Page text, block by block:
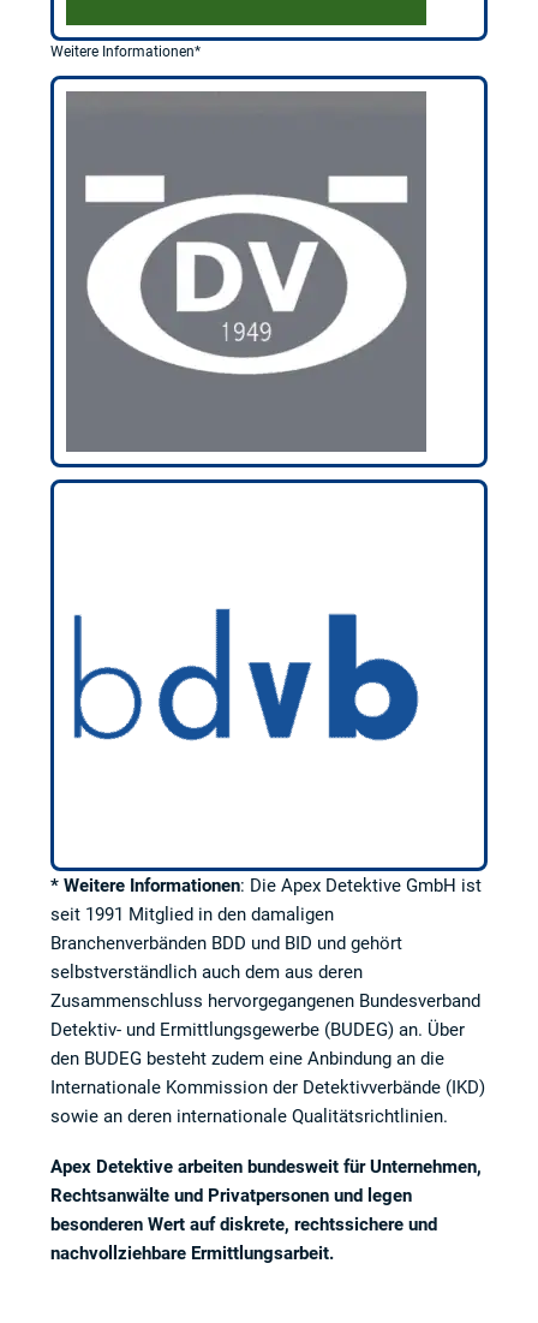
Weitere Informationen*
* Weitere Informationen: Die Apex Detektive GmbH ist
seit 1991 Mitglied in den damaligen
Branchenverbänden BDD und BID und gehört
selbstverständlich auch dem aus deren
Zusammenschluss hervorgegangenen Bundesverband
Detektiv- und Ermittlungsgewerbe (BUDEG) an. Über
den BUDEG besteht zudem eine Anbindung an die
Internationale Kommission der Detektivverbände (IKD)
sowie an deren internationale Qualitätsrichtlinien.
Apex Detektive arbeiten bundesweit für Unternehmen,
Rechtsanwälte und Privatpersonen und legen
besonderen Wert auf diskrete, rechtssichere und
nachvollziehbare Ermittlungsarbeit.